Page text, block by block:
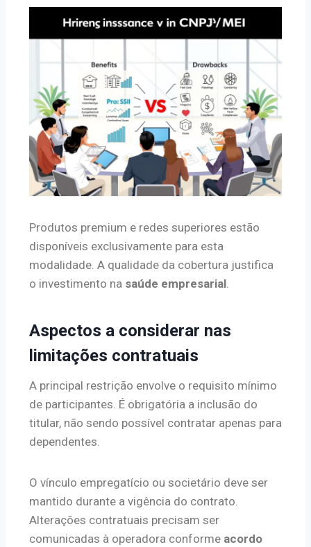
Produtos premium e redes superiores estão
disponíveis exclusivamente para esta
modalidade. A qualidade da cobertura justifica
o investimento na saúde empresarial.
Aspectos a considerar nas
limitações contratuais
A principal restrição envolve o requisito mínimo
de participantes. É obrigatória a inclusão do
titular, não sendo possível contratar apenas para
dependentes.
O vínculo empregatício ou societário deve ser
mantido durante a vigência do contrato.
Alterações contratuais precisam ser
comunicadas à operadora conforme acordo